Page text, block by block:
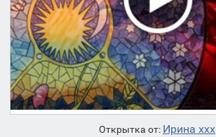
Открытка от: Ирина ххх